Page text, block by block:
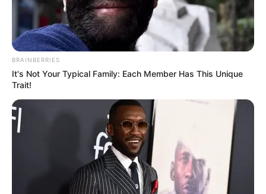
BRAINBERRIES
It's Not Your Typical Family: Each Member Has This Unique
Trait!